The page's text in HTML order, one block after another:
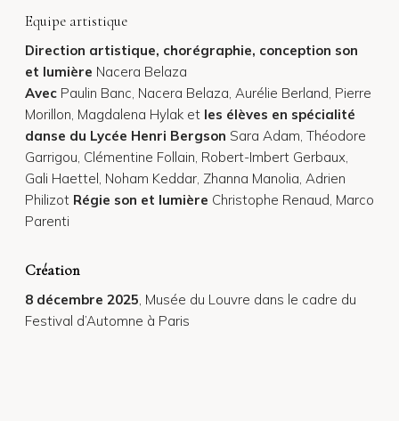
Equipe artistique
Direction artistique, chorégraphie, conception son
et lumière Nacera Belaza
Avec Paulin Banc, Nacera Belaza, Aurélie Berland, Pierre
Morillon, Magdalena Hylak et les élèves en spécialité
danse du Lycée Henri Bergson Sara Adam, Théodore
Garrigou, Clémentine Follain, Robert-Imbert Gerbaux,
Gali Haettel, Noham Keddar, Zhanna Manolia, Adrien
Philizot Régie son et lumière Christophe Renaud, Marco
Parenti
Création
8 décembre 2025, Musée du Louvre dans le cadre du
Festival d’Automne à Paris